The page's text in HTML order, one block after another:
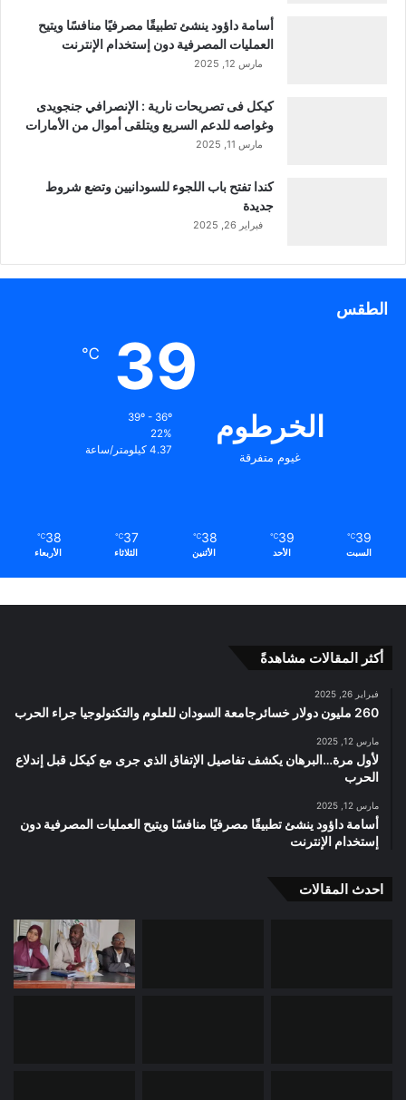
أسامة داؤود ينشئ تطبيقًا مصرفيًا منافسًا ويتيح
العمليات المصرفية دون إستخدام الإنترنت
مارس 12, 2025
كيكل فى تصريحات نارية : الإنصرافي جنجويدى
وغواصه للدعم السريع ويتلقى أموال من الأمارات
مارس 11, 2025
كندا تفتح باب اللجوء للسودانيين وتضع شروط
جديدة
فبراير 26, 2025
الطقس
الخرطوم
غيوم متفرقة
39
℃
22%
4.37 كيلومتر/ساعة
39
℃
السبت
39
℃
الأحد
38
℃
الأثنين
37
℃
الثلاثاء
38
℃
الأربعاء
أكثر المقالات مشاهدةً
فبراير 26, 2025
260 مليون دولار خسائرجامعة السودان للعلوم والتكنولوجيا جراء الحرب
مارس 12, 2025
لأول مرة…البرهان يكشف تفاصيل الإتفاق الذي جرى مع كيكل قبل إندلاع
الحرب
مارس 12, 2025
أسامة داؤود ينشئ تطبيقًا مصرفيًا منافسًا ويتيح العمليات المصرفية دون
إستخدام الإنترنت
احدث المقالات